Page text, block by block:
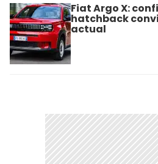
Fiat Argo X:
hatchback
actual